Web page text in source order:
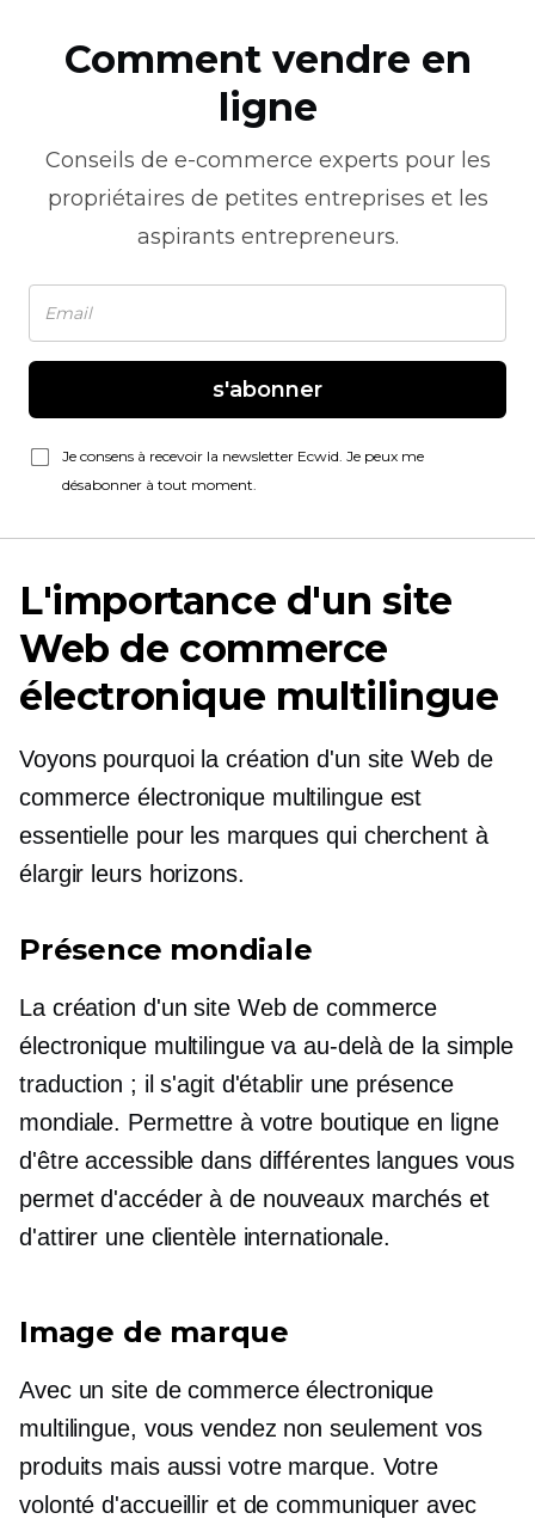
Comment vendre en
ligne
Conseils de e-commerce experts pour les
propriétaires de petites entreprises et les
aspirants entrepreneurs.
s'abonner
Je consens à recevoir la newsletter Ecwid. Je peux me
désabonner à tout moment.
L'importance d'un site
Web de commerce
électronique multilingue
Voyons pourquoi la création d'un site Web de
commerce électronique multilingue est
essentielle pour les marques qui cherchent à
élargir leurs horizons.
Présence mondiale
La création d'un site Web de commerce
électronique multilingue va au-delà de la simple
traduction ; il s'agit d'établir une présence
mondiale. Permettre à votre boutique en ligne
d'être accessible dans différentes langues vous
permet d'accéder à de nouveaux marchés et
d'attirer une clientèle internationale.
Image de marque
Avec un site de commerce électronique
multilingue, vous vendez non seulement vos
produits mais aussi votre marque. Votre
volonté d'accueillir et de communiquer avec